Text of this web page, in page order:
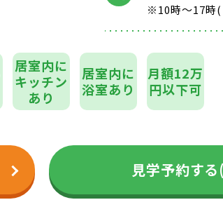
※10時～17時(
居室内に
キッチン
あり
居室内に
浴室あり
月額12万
円以下可
見学予約す